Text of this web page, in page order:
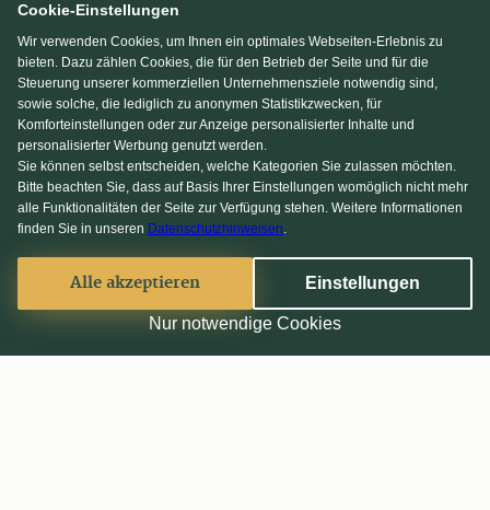
Cookie-Einstellungen
Wir verwenden Cookies, um Ihnen ein optimales Webseiten-Erlebnis zu
bieten. Dazu zählen Cookies, die für den Betrieb der Seite und für die
Steuerung unserer kommerziellen Unternehmensziele notwendig sind,
sowie solche, die lediglich zu anonymen Statistikzwecken, für
Komforteinstellungen oder zur Anzeige personalisierter Inhalte und
personalisierter Werbung genutzt werden.
Sie können selbst entscheiden, welche Kategorien Sie zulassen möchten.
Bitte beachten Sie, dass auf Basis Ihrer Einstellungen womöglich nicht mehr
alle Funktionalitäten der Seite zur Verfügung stehen. Weitere Informationen
finden Sie in unseren Datenschutzhinweisen.
Alle akzeptieren Einstellungen
Nur notwendige Cookies